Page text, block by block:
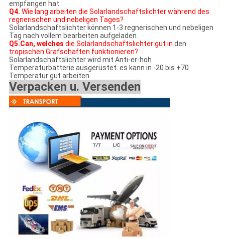
empfangen hat.
Q4. Wie lang arbeiten die Solarlandschaftslichter während des
regnerischen und nebeligen Tages?
Solarlandschaftslichter können 1-3 regnerischen und nebeligen
Tag nach vollem bearbeiten aufgeladen.
Q5.Can, welches die Solarlandschaftslichter gut in den
tropischen Grafschaften funktionieren?
Solarlandschaftslichterwird mit Anti-er-hoh
Temperaturbatterie ausgerüstet. es kann in -20 bis +70
Temperatur gut arbeiten
Verpacken u. Versenden